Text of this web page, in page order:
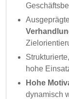
hohe
Hohe
dynamisch